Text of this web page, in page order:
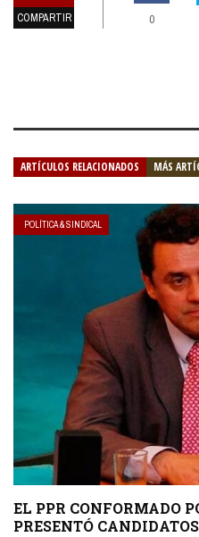
COMPARTIR 0
ARTÍCULOS RELACIONADOS MÁS
POLÍTICA & SINDICAL
EL PPR CONFORMADO
PRESENTÓ CANDIDATOS